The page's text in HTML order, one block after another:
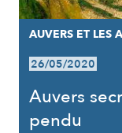
AUVERS ET LES
26/05/2020
Auvers
pendu